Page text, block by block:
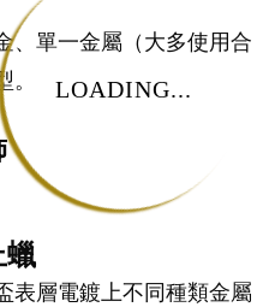
LOADING...
、單一金屬（大多使用合
蠟
表層電鍍上不同種類金屬